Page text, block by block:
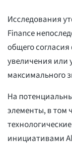
Исследования
Finance
общего
увеличения
максимального
На
элементы, в том
инициативами